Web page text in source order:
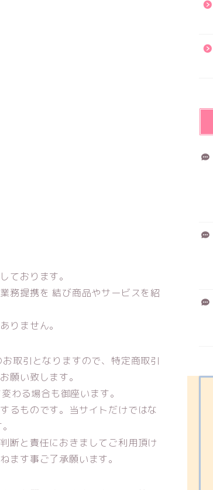
ております。
務提携を 結び商品やサービスを紹
りません。
取引となりますので、特定商取引
願い致します。
わる場合も御座います。
るものです。当サイトだけではな
断と責任におきましてご利用頂け
ます事ご了承願います。